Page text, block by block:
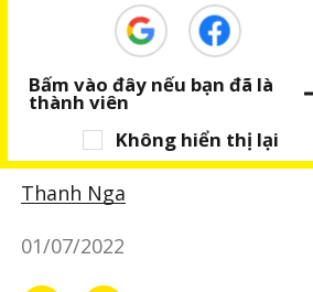
KINH NGHIỆM SỐNG Hội thoại hàng ngày
Các mẫu câu theo từng
khi hội thoại
Thanh Nga
01/07/2022
Không hiển thị lại
Bấm vào đây nếu bạn đã là
thành viên